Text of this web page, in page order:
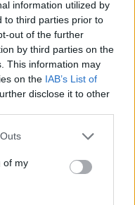
information utilized by
to third parties prior to
out of the further
by third parties on the
This information may
on the IAB’s List of
disclose it to other
of my
Κυκλάδες: «Δεν
– Είμαστε σε
Αιγαίο: Νέος